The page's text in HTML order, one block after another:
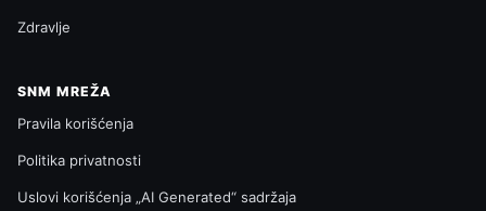
Zdravlje
SNM MREŽA
Pravila korišćenja
Politika privatnosti
Uslovi korišćenja „AI Generated“ sadržaja